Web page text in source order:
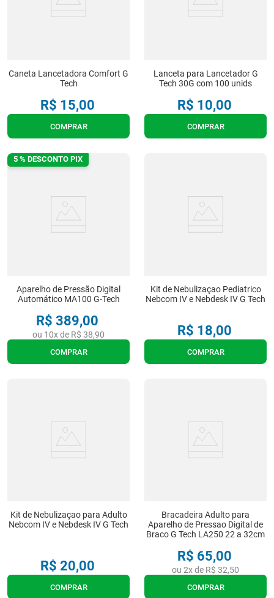
Caneta Lancetadora Comfort G
Tech
R$ 15,00
COMPRAR
Lanceta para Lancetador G
Tech 30G com 100 unids
R$ 10,00
COMPRAR
5 % DESCONTO PIX
Aparelho de Pressão Digital
Automático MA100 G-Tech
R$ 389,00
ou 10x de R$ 38,90
COMPRAR
Kit de Nebulizaçao Pediatrico
Nebcom IV e Nebdesk IV G Tech
R$ 18,00
COMPRAR
Kit de Nebulizaçao para Adulto
Nebcom IV e Nebdesk IV G Tech
R$ 20,00
COMPRAR
Bracadeira Adulto para
Aparelho de Pressao Digital de
Braco G Tech LA250 22 a 32cm
R$ 65,00
ou 2x de R$ 32,50
COMPRAR